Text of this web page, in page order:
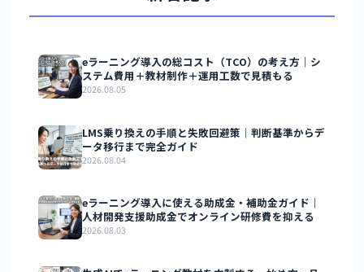
また、学習データはCSV形式で出力が可能であり、データ
分析しながら教育の質を高められます。
析方法」をご覧ください。
7-4. 柔軟なカスタマイズ対応
manabi+ schoolは標準機能だけでなく、受講フローや画面